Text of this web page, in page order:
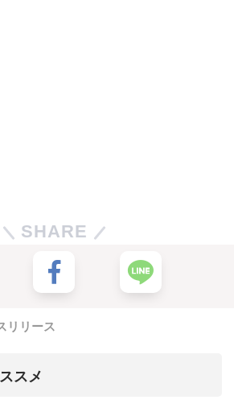
SHARE
リリース
スメ